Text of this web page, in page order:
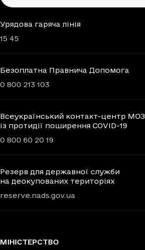
Урядова гаряча лінія
15 45
Безоплатна Правнича Допомога
0 800 213 103
Всеукраїнський контакт-центр МОЗ
із протидії поширення COVID-19
0 800 60 20 19
Резерв для державної служби
на деокупованих територіях
reserve.nads.gov.ua
МІНІСТЕРСТВО